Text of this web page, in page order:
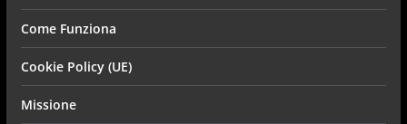
Come Funziona
Cookie Policy (UE)
Missione